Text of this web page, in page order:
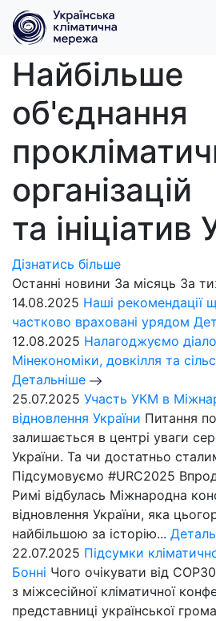
Найбільше
об'єднання
організацій
та ініціатив
Дізнатись більше
Останні новини За місяць За
14.08.2025 Наші рекомендації
частково враховані урядом
12.08.2025 Налагоджуємо
Мінекономіки, довкілля та
Детальніше
25.07.2025 Участь УКМ в
відновлення України Питання
залишається в центрі уваги
України. Та чи достатньо
Підсумовуємо #URC2025
Римі відбулась Міжнародна
відновлення України, яка
найбільшою за історію...
22.07.2025 Підсумки
Бонні Чого очікувати від
з міжсесійної кліматичної
представниці української